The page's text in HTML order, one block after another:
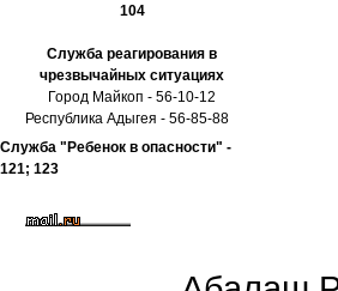
104
Служба реагирования в
чрезвычайных ситуациях
Город Майкоп - 56-10-12
Республика Адыгея - 56-85-88
Служба "Ребенок в опасности" -
121; 123